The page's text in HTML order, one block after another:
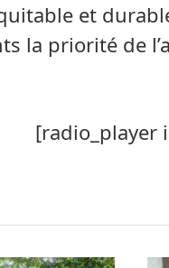
et
la priorité de
[radio_player